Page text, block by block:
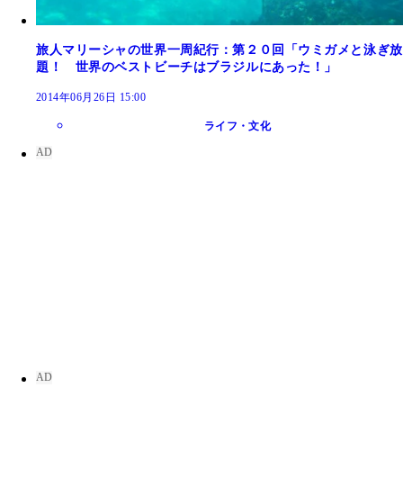
旅人マリーシャの世界一周紀行：第２０回「ウミガメと泳ぎ放
題！ 世界のベストビーチはブラジルにあった！」
2014年06月26日 15:00
ライフ・文化